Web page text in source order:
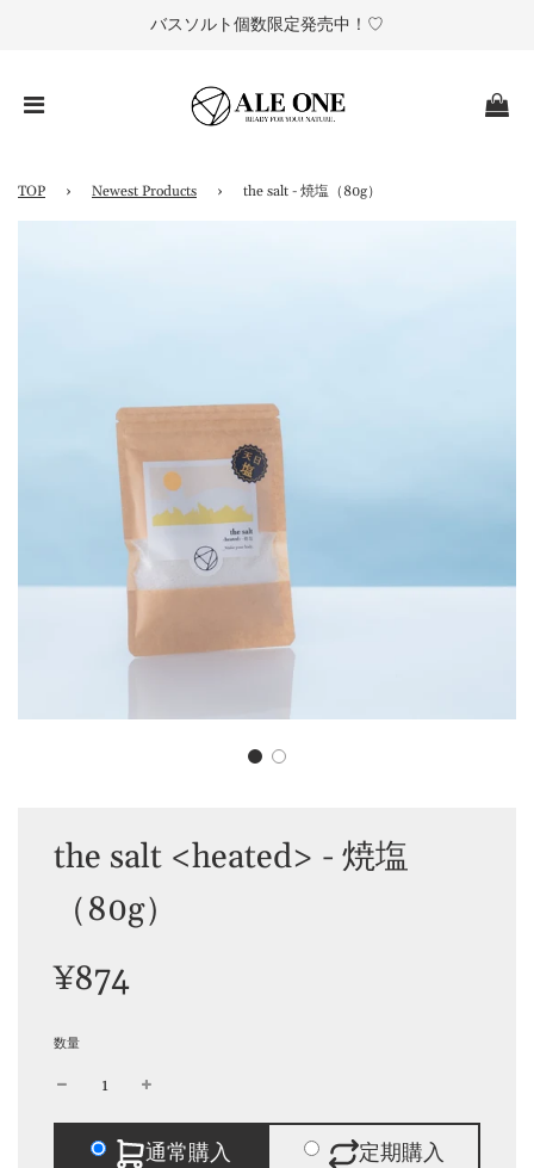
バスソルト個数限定発売中！♡
TOP › Newest Products › the salt - 焼塩（80g）
the salt <heated> - 焼塩
（80g）
セ
ー
価
通
常
格
¥874
数量
通常購入 定期購入